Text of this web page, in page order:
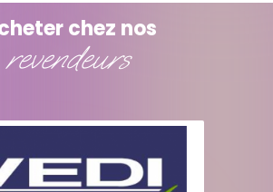
chez nos
revendeurs